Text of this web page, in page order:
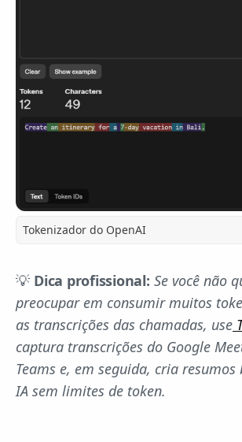
Tokenizador do OpenAI
💡 Dica profissional: Se você não
preocupar em consumir muitos
as transcrições das chamadas, use
captura transcrições do Google
Teams e, em seguida, cria resumos
IA sem limites de token.